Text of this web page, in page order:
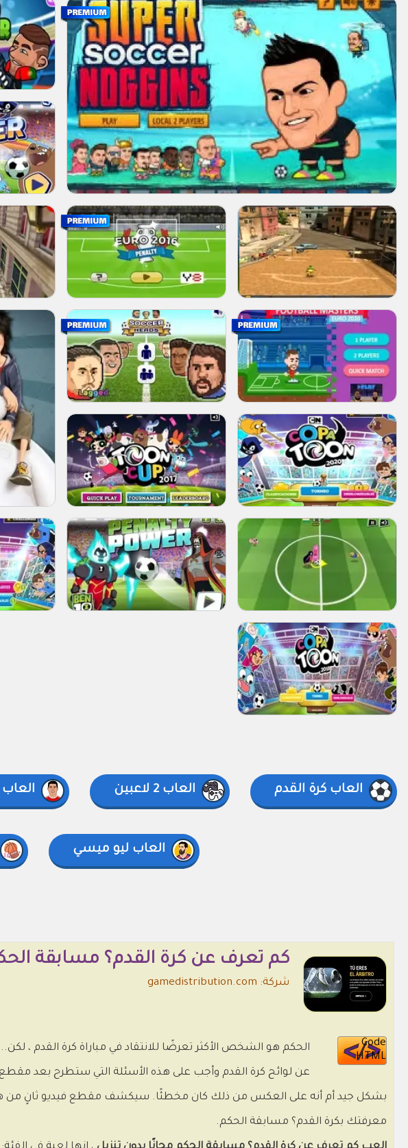
العاب كرة القدم العاب 2 لاعبين العاب
العاب ليو ميسي
كم تعرف عن كرة القدم؟ مسابقة
شركة: gamedistribution.com
Code
HTML
الحكم هو الشخص الأكثر تعرضًا للانتقاد في مباراة كرة القدم ،
عن لوائح كرة القدم وأجب على هذه الأسئلة التي ستطرح بعد مقطع
بشكل جيد أم أنه على العكس من ذلك كان مخطئًا. سيكشف مقطع فيديو ثانٍ من هو
معرفتك بكرة القدم؟ مسابقة الحكم.